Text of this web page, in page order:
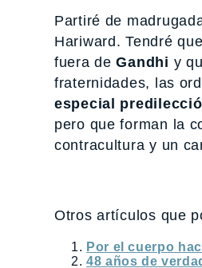
Partiré de
Hariward. Tendré
fuera deGandhi y
fraternidades, las
especial
pero que forman la
contracultura y un
Otros artículos que
Por el cuerpo
48 años de